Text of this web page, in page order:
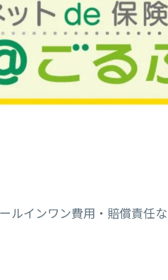
ルインワン費用・賠償責任